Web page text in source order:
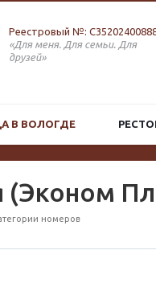
Реестровый №:
«Для меня. Для семьи. Для
друзей»
В ВОЛОГДЕ
(Эконом
номеров